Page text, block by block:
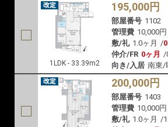
1LDK - 33.39m2
195,000円
部屋番号 1102
管理費 10,000円
敷/礼 1.0ヶ月 /
仲介/FR 0ヶ月 /
向き/入居 南東/
200,000円
部屋番号 1403
管理費 10,000円
敷/礼 1.0ヶ月 /